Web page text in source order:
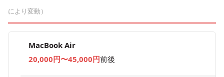
により変動）
MacBook Air
20,000円〜45,000円前後